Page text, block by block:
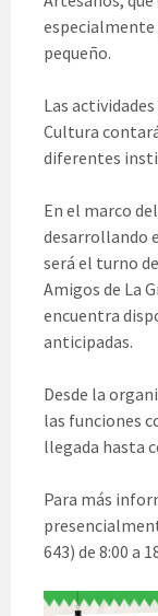
especialmente
pequeño.
Las
Cultura
diferentes
En el marco
desarrollando
será el turno
Amigos de La
encuentra
anticipadas.
Desde la
las funciones
llegada hasta
Para más
643) de 8:00 a